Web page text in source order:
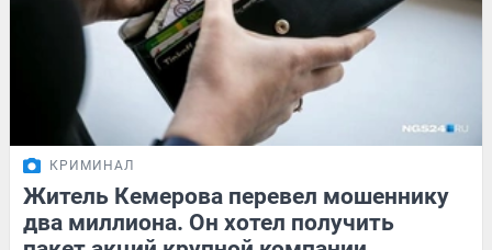
КРИМИНАЛ
Житель Кемерова перевел мошеннику
два миллиона. Он хотел получить